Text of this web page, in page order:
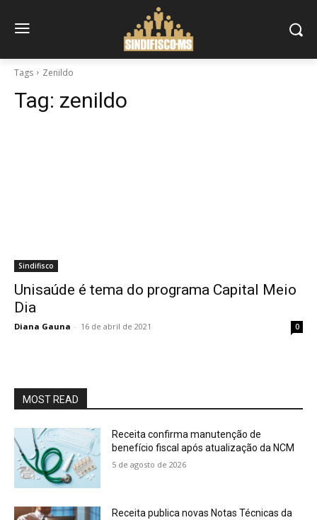
Tags Zenildo
Tag: zenildo
Sindifisco
Unisaúde é tema do programa Capital Meio
Dia
Diana Gauna - 16 de abril de 2021 0
MOST READ
Receita confirma manutenção de
benefício fiscal após atualização da NCM
5 de agosto de 2026
Receita publica novas Notas Técnicas da